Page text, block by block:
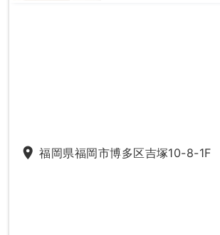
place 福岡県福岡市博多区吉塚10-8-1F